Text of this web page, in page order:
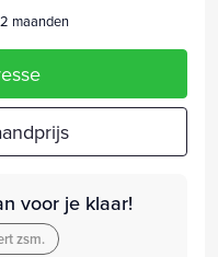
maanden
voor je klaar!
zsm.